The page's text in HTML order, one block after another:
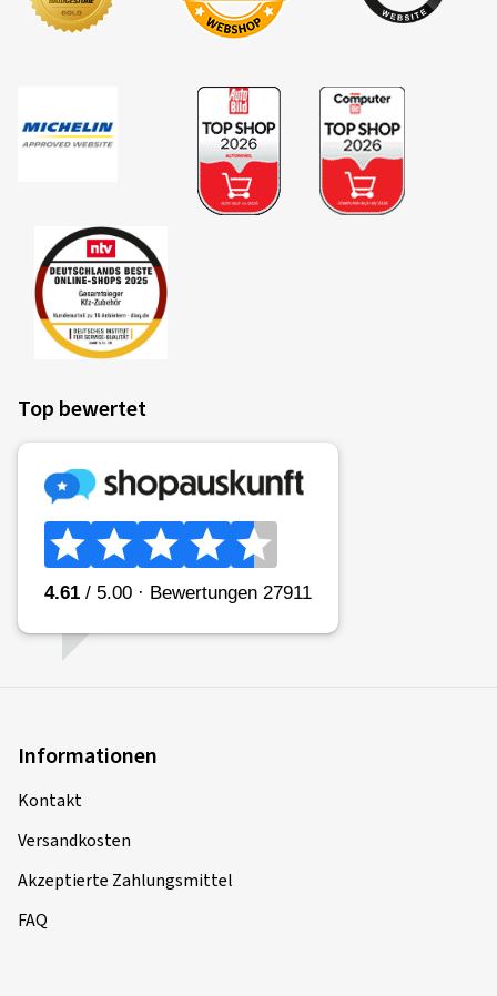
Top bewertet
Informationen
Kontakt
Versandkosten
Akzeptierte Zahlungsmittel
FAQ